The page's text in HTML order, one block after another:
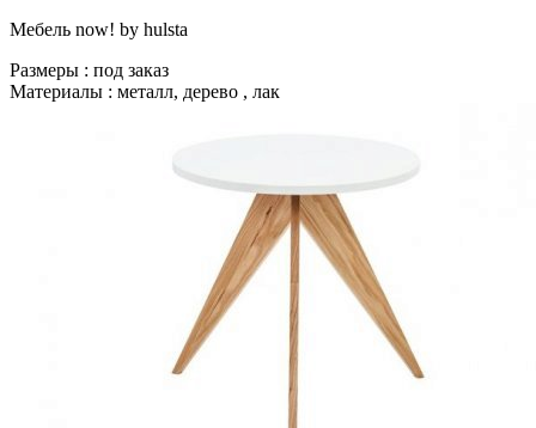
Мебель now! by hulsta
Размеры : под заказ
Материалы : металл, дерево , лак